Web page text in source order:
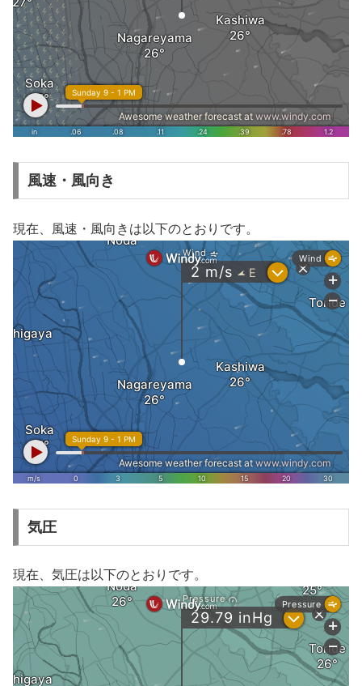
風速・風向き
現在、風速・風向きは以下のとおりです。
気圧
現在、気圧は以下のとおりです。